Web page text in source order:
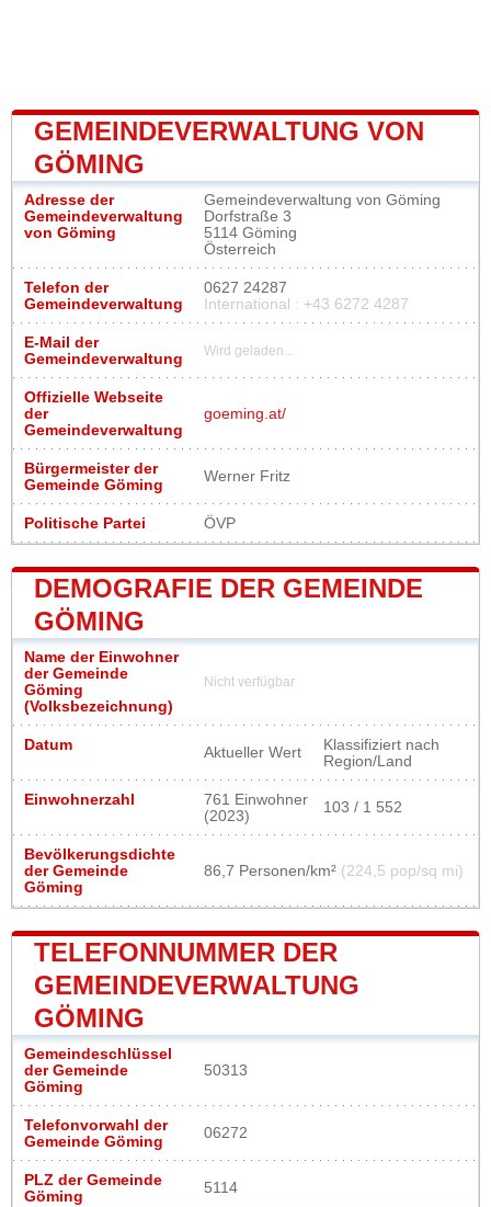
GEMEINDEVERWALTUNG VON
GÖMING
Adresse der
Gemeindeverwaltung
von Göming
Gemeindeverwaltung von Göming
Dorfstraße 3
5114 Göming
Österreich
Telefon der
Gemeindeverwaltung
0627 24287
International : +43 6272 4287
E-Mail der
Gemeindeverwaltung
Wird geladen...
Offizielle Webseite
der
Gemeindeverwaltung
goeming.at/
Bürgermeister der
Gemeinde Göming
Werner Fritz
Politische Partei ÖVP
DEMOGRAFIE DER GEMEINDE
GÖMING
Name der Einwohner
der Gemeinde
Göming
(Volksbezeichnung)
Nicht verfügbar
Datum Aktueller Wert
Klassifiziert nach
Region/Land
Einwohnerzahl
761 Einwohner
(2023)
103 / 1 552
Bevölkerungsdichte
der Gemeinde
Göming
86,7 Personen/km² (224,5 pop/sq mi)
TELEFONNUMMER DER
GEMEINDEVERWALTUNG
GÖMING
Gemeindeschlüssel
der Gemeinde
Göming
50313
Telefonvorwahl der
Gemeinde Göming
06272
PLZ der Gemeinde
Göming
5114